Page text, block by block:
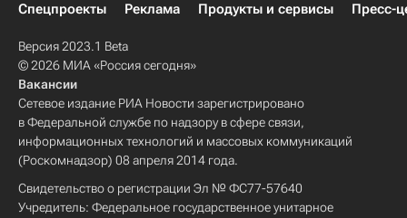
Спецпроекты
Реклама Продукты и сервисы Пресс-
Версия 2023.1 Beta
© 2026 МИА «Россия сегодня»
Вакансии
Сетевое издание РИА Новости зарегистрировано
в Федеральной службе по надзору в сфере связи,
информационных технологий и массовых коммуникаций
(Роскомнадзор) 08 апреля 2014 года.
Свидетельство о регистрации Эл № ФС77-57640
Учредитель: Федеральное государственное унитарное